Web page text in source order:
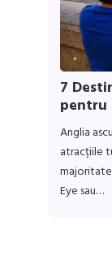
7
pentru
Anglia
atracțiile
Eye sau…